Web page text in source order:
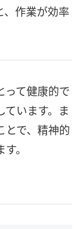
、作業が効率
って健康的で
います。ま
とで、精神的
。